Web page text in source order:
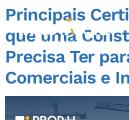
Principais
que uma
Precisa Ter
Comerciais e